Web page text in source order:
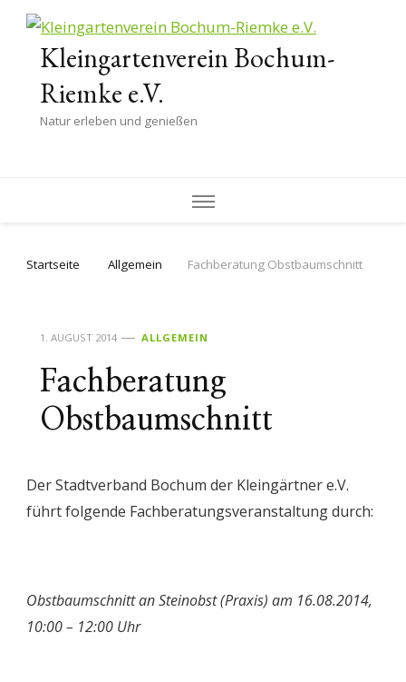
Kleingartenverein Bochum-
Riemke e.V.
Natur erleben und genießen
Startseite Allgemein Fachberatung Obstbaumschnitt
1. AUGUST 2014 ALLGEMEIN
Fachberatung
Obstbaumschnitt
Der Stadtverband Bochum der Kleingärtner e.V.
führt folgende Fachberatungsveranstaltung durch:
Obstbaumschnitt an Steinobst (Praxis) am 16.08.2014,
10:00 – 12:00 Uhr